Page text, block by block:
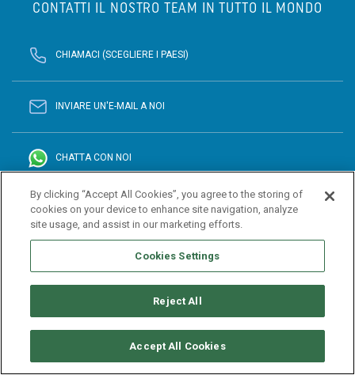
CONTATTI IL NOSTRO TEAM IN TUTTO IL MONDO
CHIAMACI (SCEGLIERE I PAESI)
INVIARE UN'E-MAIL A NOI
CHATTA CON NOI
By clicking “Accept All Cookies”, you agree to the storing of
cookies on your device to enhance site navigation, analyze
site usage, and assist in our marketing efforts.
Cookies Settings
Reject All
Accept All Cookies